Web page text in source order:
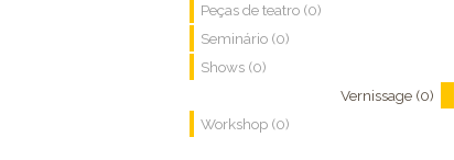
Peças de teatro (0)
Seminário (0)
Shows (0)
Vernissage (0)
Workshop (0)